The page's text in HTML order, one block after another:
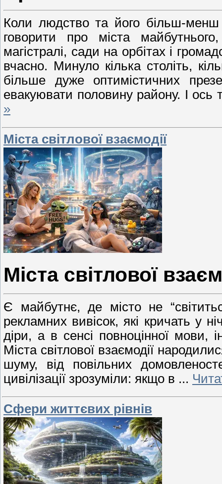
Коли людство та його більш-менш
говорити про міста
магістралі, сади на орбітах і
вчасно. Минуло кілька століть,
більше дуже оптимістичних
евакуювати половину району. І ось
»
Міста світлової взаємодії
Міста світлової
Є майбутнє, де місто не
рекламних вивісок, які кричать у
діри, а в сенсі повноцінної мови,
Міста світлової взаємодії
шуму, від повільних
цивілізації зрозуміли: якщо в ...
Сфери життєвих рівнів